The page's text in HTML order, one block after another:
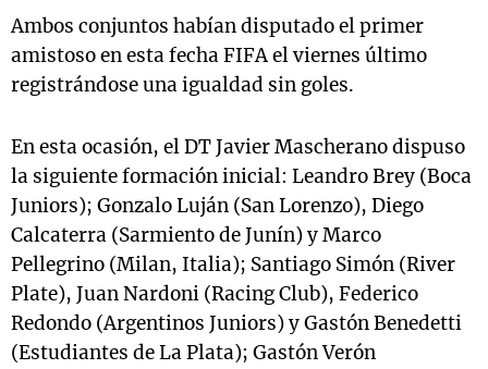
Ambos conjuntos habían disputado el primer
amistoso en esta fecha FIFA el viernes último
registrándose una igualdad sin goles.
En esta ocasión, el DT Javier Mascherano dispuso
la siguiente formación inicial: Leandro Brey (Boca
Juniors); Gonzalo Luján (San Lorenzo), Diego
Calcaterra (Sarmiento de Junín) y Marco
Pellegrino (Milan, Italia); Santiago Simón (River
Plate), Juan Nardoni (Racing Club), Federico
Redondo (Argentinos Juniors) y Gastón Benedetti
(Estudiantes de La Plata); Gastón Verón